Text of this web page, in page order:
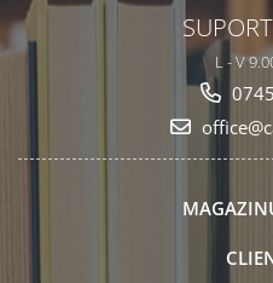
L - V